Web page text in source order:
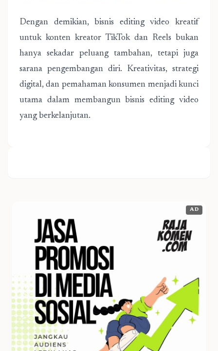
Dengan demikian, bisnis editing video kreatif
untuk konten kreator TikTok dan Reels bukan
hanya sekadar peluang tambahan, tetapi juga
sarana pengembangan diri. Kreativitas, strategi
digital, dan pemahaman konsumen menjadi kunci
utama dalam membangun bisnis editing video
yang berkelanjutan.
AD